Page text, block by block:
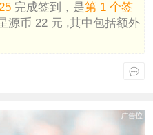
完成签到，是第 1 个签
源币 22 元 ,其中包括额外